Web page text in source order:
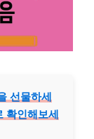
선물하세
확인해보세